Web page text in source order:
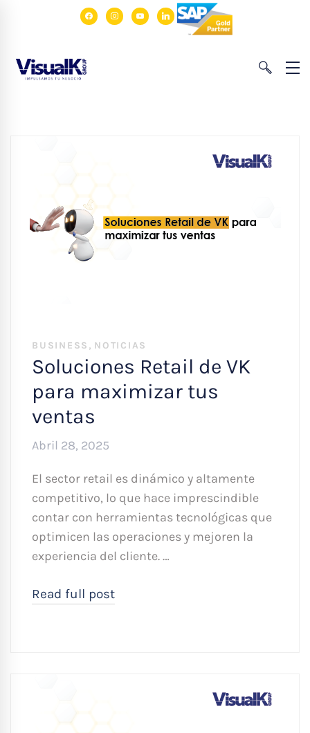
facebookinstagram
youtubelinkedin
BUSINESS , NOTICIAS
Soluciones Retail de VK
para maximizar tus
ventas
Abril 28, 2025
El sector retail es dinámico y altamente
competitivo, lo que hace imprescindible
contar con herramientas tecnológicas que
optimicen las operaciones y mejoren la
experiencia del cliente. …
Read full post